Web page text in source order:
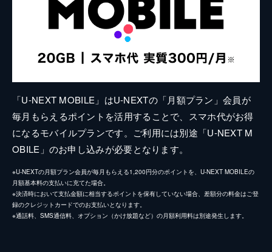
「U-NEXT MOBILE」はU-NEXTの「月額プラン」会員が
毎月もらえるポイントを活用することで、スマホ代がお得
になるモバイルプランです。ご利用には別途「U-NEXT M
OBILE」のお申し込みが必要となります。
※U-NEXTの月額プラン会員が毎月もらえる1,200円分のポイントを、U-NEXT MOBILEの
月額基本料の支払いに充てた場合。
※決済時において支払金額に相当するポイントを保有していない場合、差額分の料金はご登
録のクレジットカードでのお支払いとなります。
※通話料、SMS通信料、オプション（かけ放題など）の月額利用料は別途発生します。